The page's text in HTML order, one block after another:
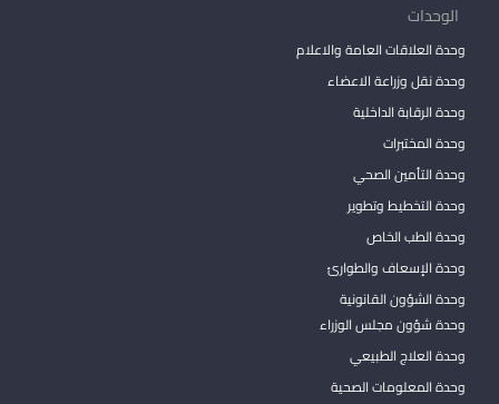
الوحدات
وحدة العلاقات العامة والاعلام
وحدة نقل وزراعة الاعضاء
وحدة الرقابة الداخلية
وحدة المختبرات
وحدة التأمين الصحي
وحدة التخطيط وتطوير
وحدة الطب الخاص
وحدة الإسعاف والطوارئ
وحدة الشؤون القانونية
وحدة شؤون مجلس الوزراء
وحدة العلاج الطبيعي
وحدة المعلومات الصحية